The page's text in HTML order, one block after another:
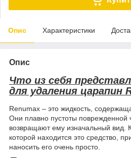
Опис Характеристики
Опис
Что из себя
для удаления царапин
Renumax – это жидкость,
Они плавно пустоты поврежденной
возвращают ему изначальный вид.
которой находится это средство,
наносить его очень просто.